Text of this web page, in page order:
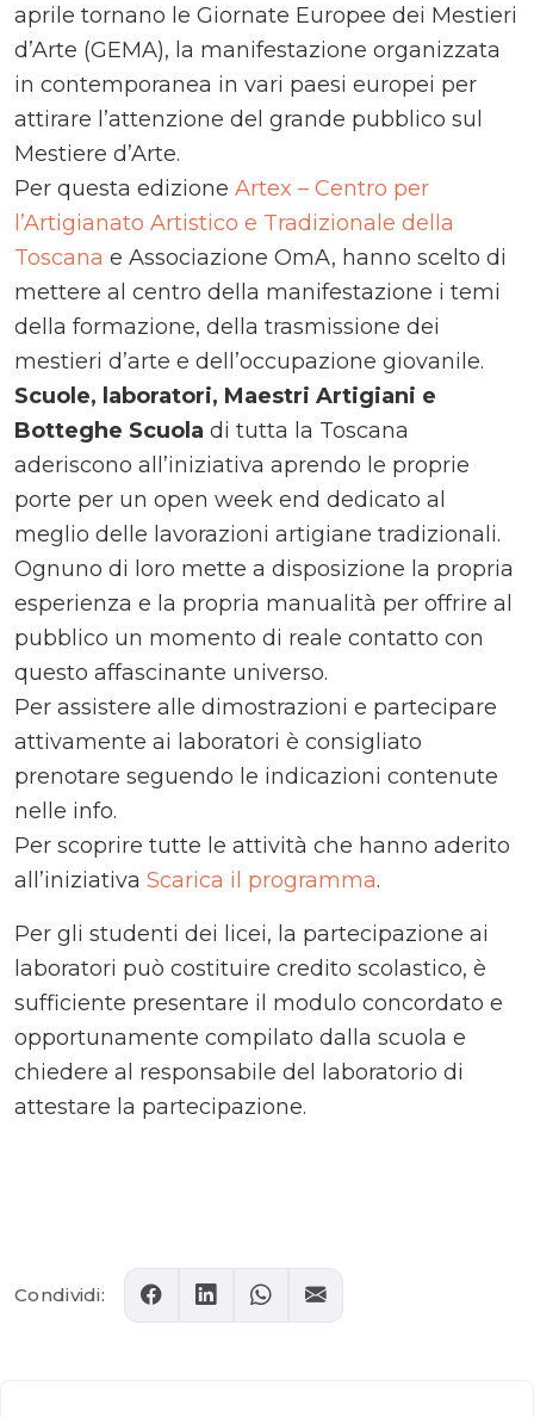
aprile tornano le Giornate Europee dei Mestieri
d’Arte (GEMA), la manifestazione organizzata
in contemporanea in vari paesi europei per
attirare l’attenzione del grande pubblico sul
Mestiere d’Arte.
Per questa edizione Artex – Centro per
l’Artigianato Artistico e Tradizionale della
Toscana e Associazione OmA, hanno scelto di
mettere al centro della manifestazione i temi
della formazione, della trasmissione dei
mestieri d’arte e dell’occupazione giovanile.
Scuole, laboratori, Maestri Artigiani e
Botteghe Scuola di tutta la Toscana
aderiscono all’iniziativa aprendo le proprie
porte per un open week end dedicato al
meglio delle lavorazioni artigiane tradizionali.
Ognuno di loro mette a disposizione la propria
esperienza e la propria manualità per offrire al
pubblico un momento di reale contatto con
questo affascinante universo.
Per assistere alle dimostrazioni e partecipare
attivamente ai laboratori è consigliato
prenotare seguendo le indicazioni contenute
nelle info.
Per scoprire tutte le attività che hanno aderito
all’iniziativa Scarica il programma.
Per gli studenti dei licei, la partecipazione ai
laboratori può costituire credito scolastico, è
sufficiente presentare il modulo concordato e
opportunamente compilato dalla scuola e
chiedere al responsabile del laboratorio di
attestare la partecipazione.
Condividi: